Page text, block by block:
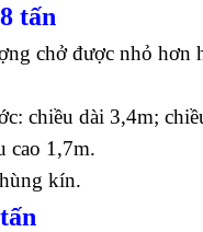
tấn
chở được nhỏ hơn
chiều dài 3,4m;
cao 1,7m.
kín.